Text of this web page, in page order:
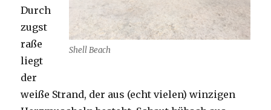
Shell Beach
Durch
zugst
raße
liegt
der
weiße Strand, der aus (echt vielen) winzigen